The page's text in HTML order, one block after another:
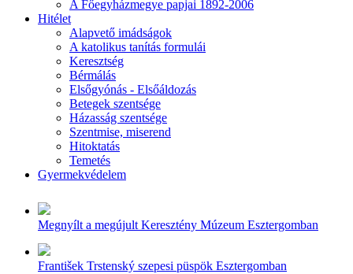
A Főegyházmegye papjai 1892-2006
Hitélet
Alapvető imádságok
A katolikus tanítás formulái
Keresztség
Bérmálás
Elsőgyónás - Elsőáldozás
Betegek szentsége
Házasság szentsége
Szentmise, miserend
Hitoktatás
Temetés
Gyermekvédelem
Megnyílt a megújult Keresztény Múzeum Esztergomban
František Trstenský szepesi püspök Esztergomban